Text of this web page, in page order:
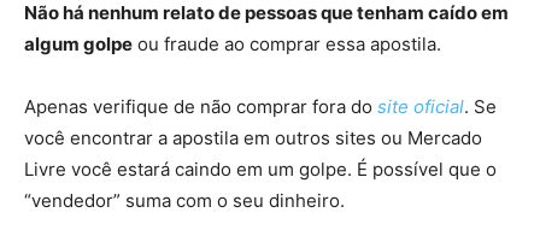
Não há nenhum relato de pessoas que tenham caído em
algum golpe ou fraude ao comprar essa apostila.
Apenas verifique de não comprar fora do site oficial. Se
você encontrar a apostila em outros sites ou Mercado
Livre você estará caindo em um golpe. É possível que o
“vendedor” suma com o seu dinheiro.